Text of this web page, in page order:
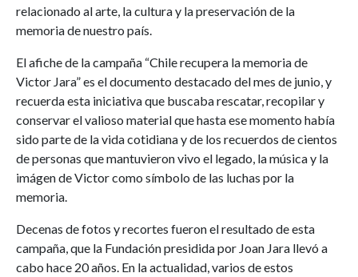
relacionado al arte, la cultura y la preservación de la
memoria de nuestro país.
El afiche de la campaña “Chile recupera la memoria de
Victor Jara” es el documento destacado del mes de junio, y
recuerda esta iniciativa que buscaba rescatar, recopilar y
conservar el valioso material que hasta ese momento había
sido parte de la vida cotidiana y de los recuerdos de cientos
de personas que mantuvieron vivo el legado, la música y la
imágen de Victor como símbolo de las luchas por la
memoria.
Decenas de fotos y recortes fueron el resultado de esta
campaña, que la Fundación presidida por Joan Jara llevó a
cabo hace 20 años. En la actualidad, varios de estos